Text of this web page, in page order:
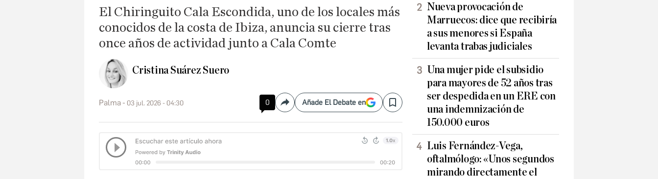
El Chiringuito Cala Escondida, uno de los locales más
conocidos de la costa de Ibiza, anuncia su cierre tras
once años de actividad junto a Cala Comte
Cristina Suárez Suero
Palma 03 jul. 2026 - 04:30 0 CompartirAñade El Debate en Save
Nueva provocación de
Marruecos: dice que recibiría
a sus menores si España
levanta trabas judiciales
Una mujer pide el subsidio
para mayores de 52 años tras
ser despedida en un ERE con
una indemnización de
150.000 euros
Luis Fernández-Vega,
oftalmólogo: «Unos segundos
mirando directamente el